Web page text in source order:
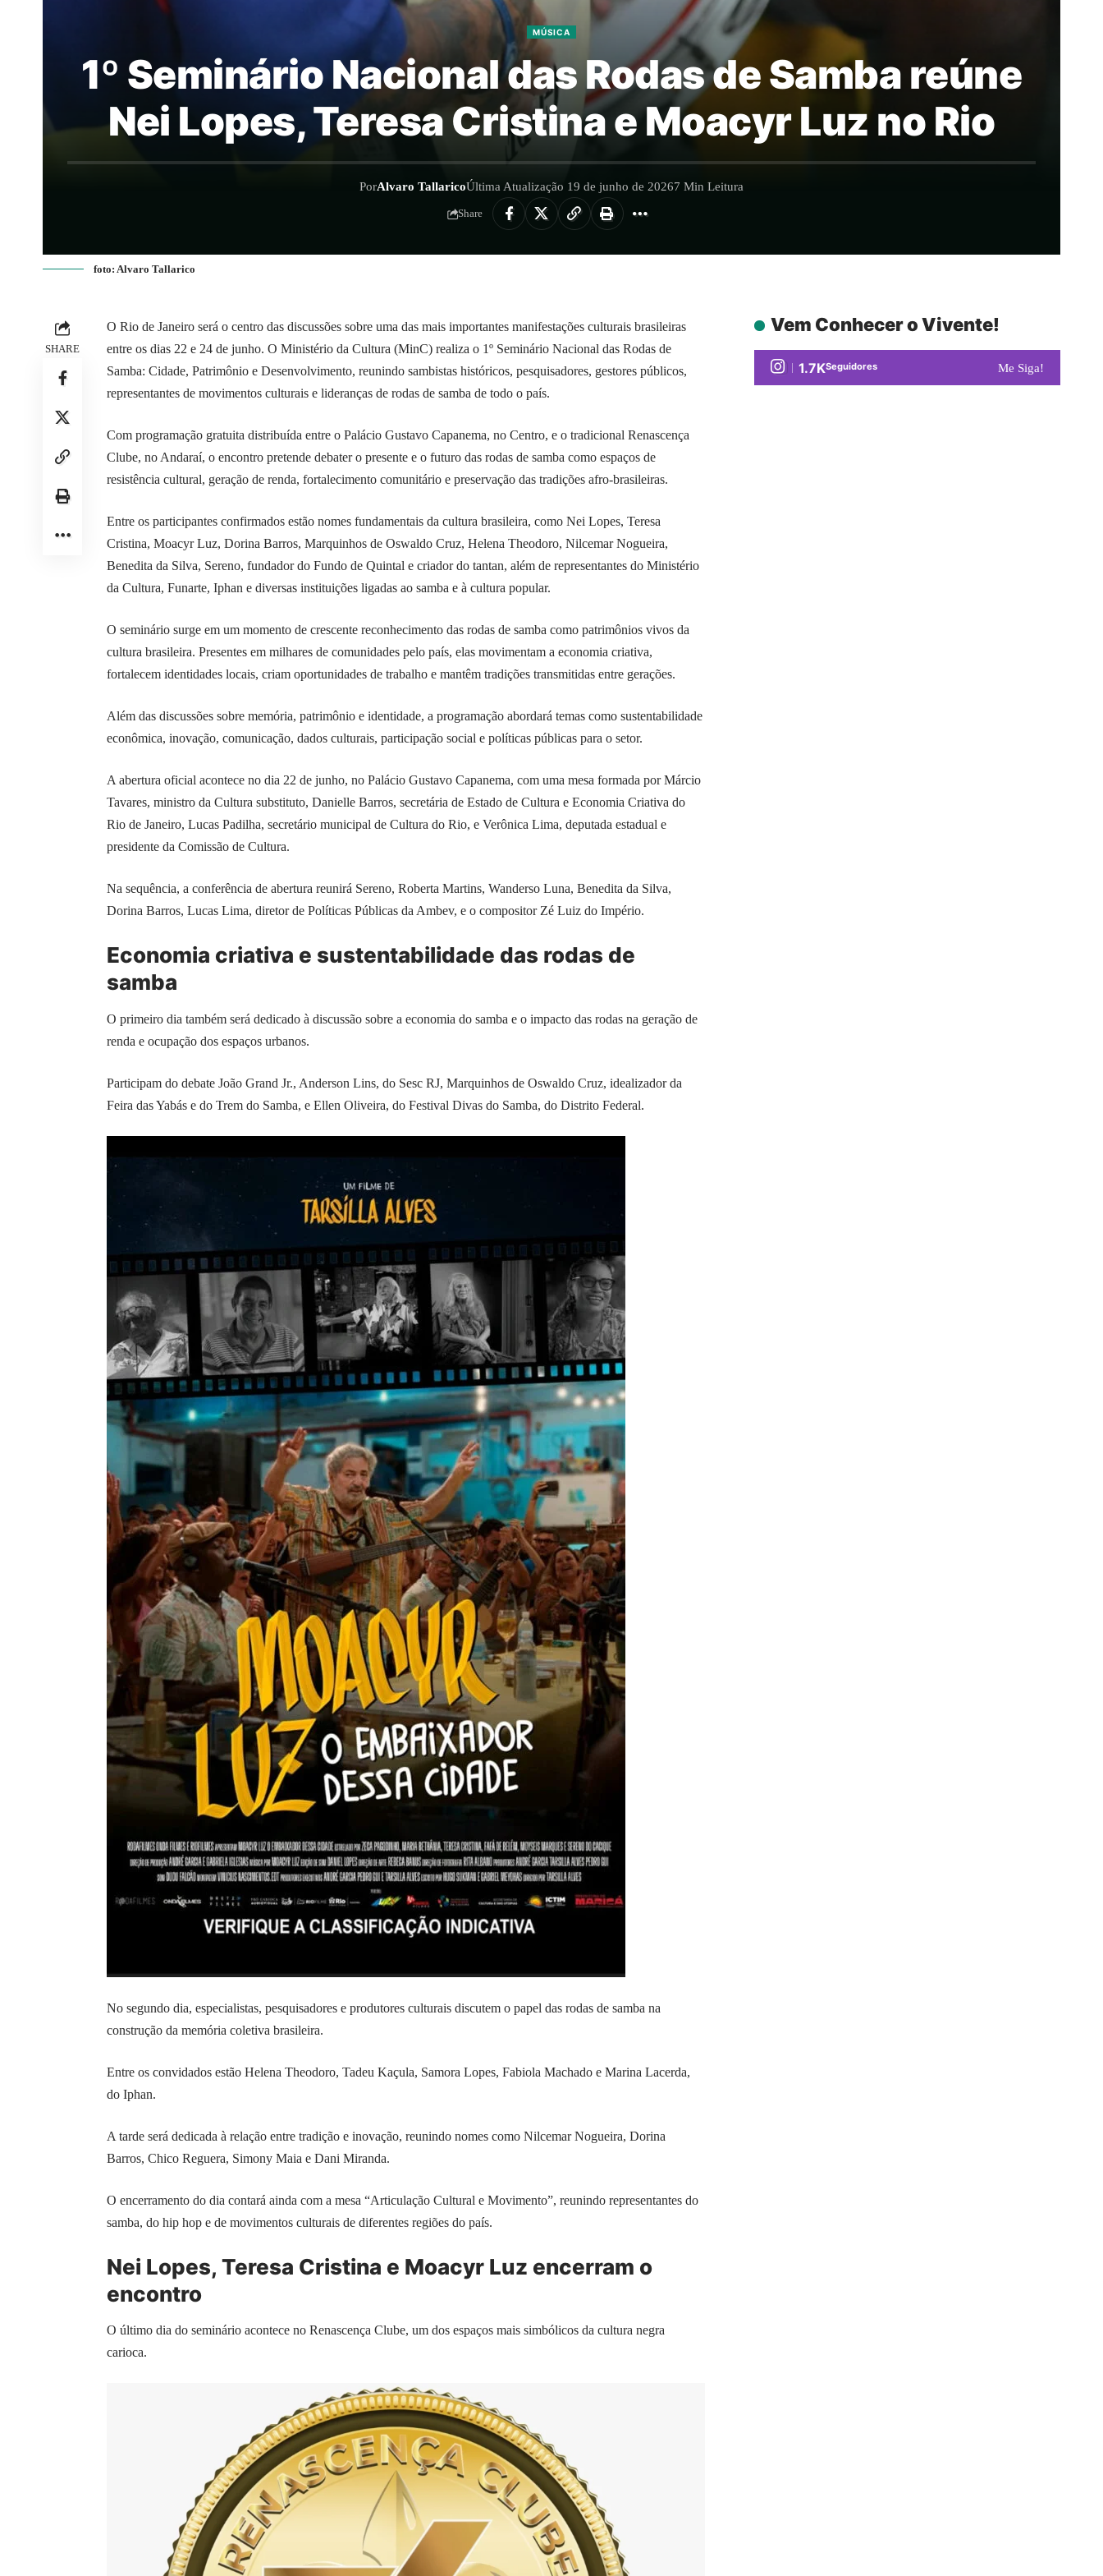
MÚSICA
1º Seminário Nacional das Rodas de Samba reúne
Nei Lopes, Teresa Cristina e Moacyr Luz no Rio
PorAlvaro TallaricoÚltima Atualização 19 de junho de 20267 Min Leitura
Share
foto: Alvaro Tallarico
SHARE
O Rio de Janeiro será o centro das discussões sobre uma das mais importantes manifestações culturais brasileiras
entre os dias 22 e 24 de junho. O Ministério da Cultura (MinC) realiza o 1º Seminário Nacional das Rodas de
Samba: Cidade, Patrimônio e Desenvolvimento, reunindo sambistas históricos, pesquisadores, gestores públicos,
representantes de movimentos culturais e lideranças de rodas de samba de todo o país.
Com programação gratuita distribuída entre o Palácio Gustavo Capanema, no Centro, e o tradicional Renascença
Clube, no Andaraí, o encontro pretende debater o presente e o futuro das rodas de samba como espaços de
resistência cultural, geração de renda, fortalecimento comunitário e preservação das tradições afro-brasileiras.
Entre os participantes confirmados estão nomes fundamentais da cultura brasileira, como Nei Lopes, Teresa
Cristina, Moacyr Luz, Dorina Barros, Marquinhos de Oswaldo Cruz, Helena Theodoro, Nilcemar Nogueira,
Benedita da Silva, Sereno, fundador do Fundo de Quintal e criador do tantan, além de representantes do Ministério
da Cultura, Funarte, Iphan e diversas instituições ligadas ao samba e à cultura popular.
O seminário surge em um momento de crescente reconhecimento das rodas de samba como patrimônios vivos da
cultura brasileira. Presentes em milhares de comunidades pelo país, elas movimentam a economia criativa,
fortalecem identidades locais, criam oportunidades de trabalho e mantêm tradições transmitidas entre gerações.
Além das discussões sobre memória, patrimônio e identidade, a programação abordará temas como sustentabilidade
econômica, inovação, comunicação, dados culturais, participação social e políticas públicas para o setor.
A abertura oficial acontece no dia 22 de junho, no Palácio Gustavo Capanema, com uma mesa formada por Márcio
Tavares, ministro da Cultura substituto, Danielle Barros, secretária de Estado de Cultura e Economia Criativa do
Rio de Janeiro, Lucas Padilha, secretário municipal de Cultura do Rio, e Verônica Lima, deputada estadual e
presidente da Comissão de Cultura.
Na sequência, a conferência de abertura reunirá Sereno, Roberta Martins, Wanderso Luna, Benedita da Silva,
Dorina Barros, Lucas Lima, diretor de Políticas Públicas da Ambev, e o compositor Zé Luiz do Império.
Economia criativa e sustentabilidade das rodas de
samba
O primeiro dia também será dedicado à discussão sobre a economia do samba e o impacto das rodas na geração de
renda e ocupação dos espaços urbanos.
Participam do debate João Grand Jr., Anderson Lins, do Sesc RJ, Marquinhos de Oswaldo Cruz, idealizador da
Feira das Yabás e do Trem do Samba, e Ellen Oliveira, do Festival Divas do Samba, do Distrito Federal.
No segundo dia, especialistas, pesquisadores e produtores culturais discutem o papel das rodas de samba na
construção da memória coletiva brasileira.
Entre os convidados estão Helena Theodoro, Tadeu Kaçula, Samora Lopes, Fabiola Machado e Marina Lacerda,
do Iphan.
A tarde será dedicada à relação entre tradição e inovação, reunindo nomes como Nilcemar Nogueira, Dorina
Barros, Chico Reguera, Simony Maia e Dani Miranda.
O encerramento do dia contará ainda com a mesa “Articulação Cultural e Movimento”, reunindo representantes do
samba, do hip hop e de movimentos culturais de diferentes regiões do país.
Nei Lopes, Teresa Cristina e Moacyr Luz encerram o
encontro
O último dia do seminário acontece no Renascença Clube, um dos espaços mais simbólicos da cultura negra
carioca.
Vem Conhecer o Vivente!
1.7KSeguidores Me Siga!